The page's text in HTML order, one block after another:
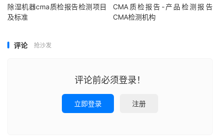
除湿机器cma质检报告检测项目
及标准
CMA质检报告-产品检测报告
CMA检测机构
评论 抢沙发
评论前必须登录！
立即登录 注册